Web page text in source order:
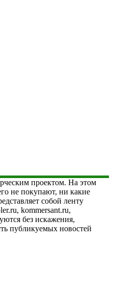
проектом. На этом
не покупают, ни какие
собой ленту
kommersant.ru,
без искажения,
публикуемых новостей